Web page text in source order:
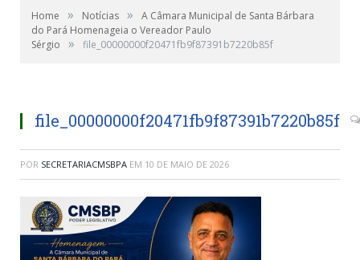
Home » Notícias »
A Câmara Municipal de Santa Bárbara
do Pará Homenageia o Vereador Paulo
Sérgio
» file_00000000f20471fb9f87391b7220b85f
file_00000000f20471fb9f87391b7220b85f
POR SECRETARIACMSBPA EM 10 DE MAIO DE 2026